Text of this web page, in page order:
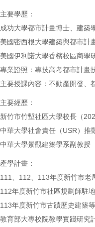
主要學歷：
成功大學都市計畫博士、建築
美國密西根大學建築與都市計
美國伊利諾大學香檳校區商學
專業證照：專技高考都市計畫
主要授課內容：不動產開發、
主要經歷：
新竹市竹塹社區大學校長（
中華大學社會責任（USR）推
中華大學景觀建築學系副教授
產學計畫：
111、112、113年度新竹市老
112年度新竹市社區規劃師駐
113年度新竹市古蹟歷史建築
教育部大專校院教學實踐研究